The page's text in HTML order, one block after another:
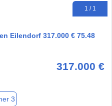
1 / 1
Eilendorf 317.000 € 75.48
317.000 €
3